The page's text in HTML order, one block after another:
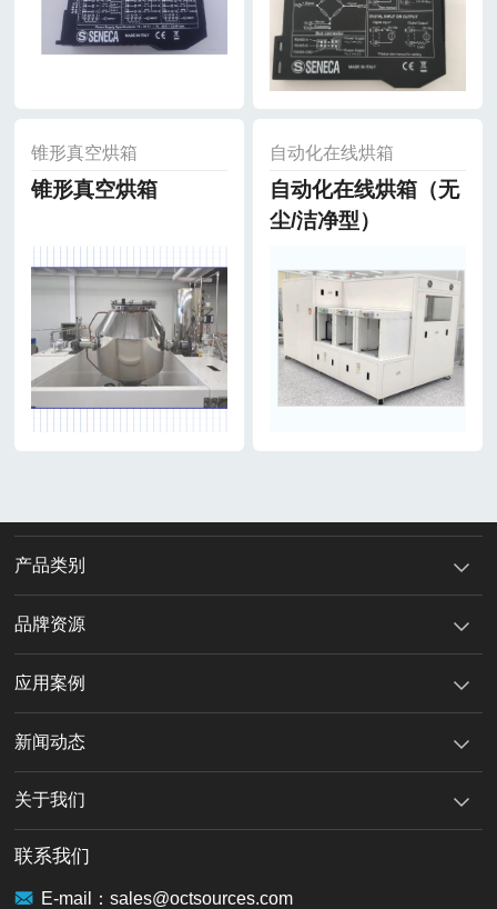
锥形真空烘箱
锥形真空烘箱
自动化在线烘箱
自动化在线烘箱（无
尘/洁净型）
产品类别
品牌资源
应用案例
新闻动态
关于我们
联系我们
E-mail：sales@octsources.com